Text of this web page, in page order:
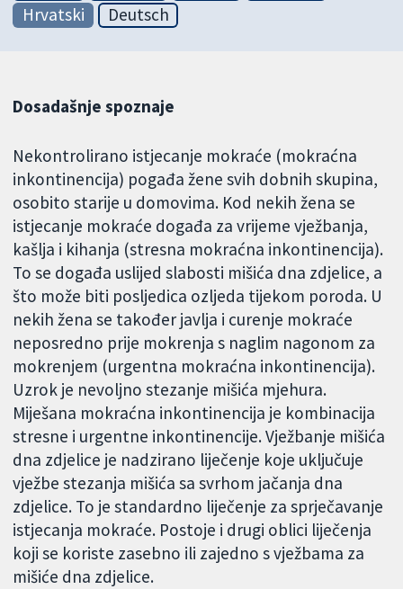
Hrvatski
Deutsch
Dosadašnje spoznaje
Nekontrolirano istjecanje mokraće (mokraćna
inkontinencija) pogađa žene svih dobnih skupina,
osobito starije u domovima. Kod nekih žena se
istjecanje mokraće događa za vrijeme vježbanja,
kašlja i kihanja (stresna mokraćna inkontinencija).
To se događa uslijed slabosti mišića dna zdjelice, a
što može biti posljedica ozljeda tijekom poroda. U
nekih žena se također javlja i curenje mokraće
neposredno prije mokrenja s naglim nagonom za
mokrenjem (urgentna mokraćna inkontinencija).
Uzrok je nevoljno stezanje mišića mjehura.
Miješana mokraćna inkontinencija je kombinacija
stresne i urgentne inkontinencije. Vježbanje mišića
dna zdjelice je nadzirano liječenje koje uključuje
vježbe stezanja mišića sa svrhom jačanja dna
zdjelice. To je standardno liječenje za sprječavanje
istjecanja mokraće. Postoje i drugi oblici liječenja
koji se koriste zasebno ili zajedno s vježbama za
mišiće dna zdjelice.